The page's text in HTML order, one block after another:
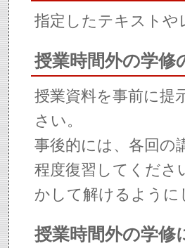
指定したテキストや
授業時間外の学修
授業資料を事前に提
さい。
事後的には、各回の
程度復習してくださ
かして解けるよう
授業時間外の学修